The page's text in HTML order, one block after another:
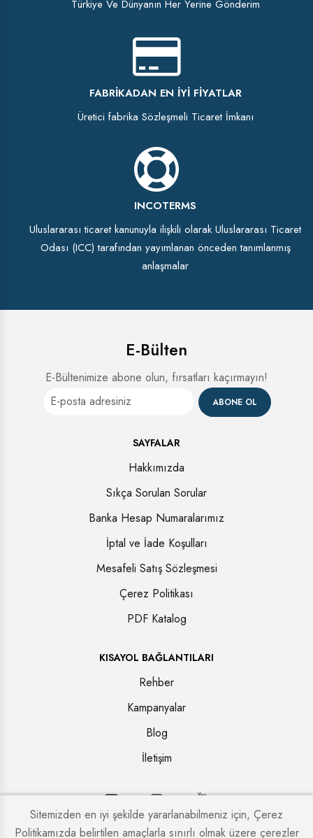
Türkiye Ve Dünyanın Her Yerine Gönderim
FABRIKADAN EN İYI FIYATLAR
Üretici fabrika Sözleşmeli Ticaret İmkanı
INCOTERMS
Uluslararası ticaret kanunuyla ilişkili olarak Uluslararası Ticaret
Odası (ICC) tarafından yayımlanan önceden tanımlanmış
anlaşmalar
E-Bülten
E-Bültenimize abone olun, fırsatları kaçırmayın!
ABONE OL
SAYFALAR
Hakkımızda
Sıkça Sorulan Sorular
Banka Hesap Numaralarımız
İptal ve İade Koşulları
Mesafeli Satış Sözleşmesi
Çerez Politikası
PDF Katalog
KISAYOL BAĞLANTILARI
Rehber
Kampanyalar
Blog
İletişim
Sitemizden en iyi şekilde yararlanabilmeniz için, Çerez
Politikamızda belirtilen amaçlarla sınırlı olmak üzere çerezler